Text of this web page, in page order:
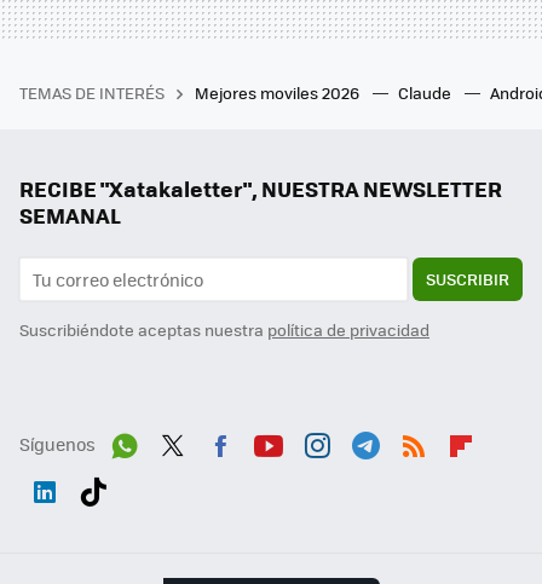
TEMAS DE INTERÉS Mejores moviles 2026 Claude
RECIBE "Xatakaletter", NUESTRA NEWSLETTER
SEMANAL
SUSCRIBIR
Suscribiéndote aceptas nuestra política de privacidad
Síguenos